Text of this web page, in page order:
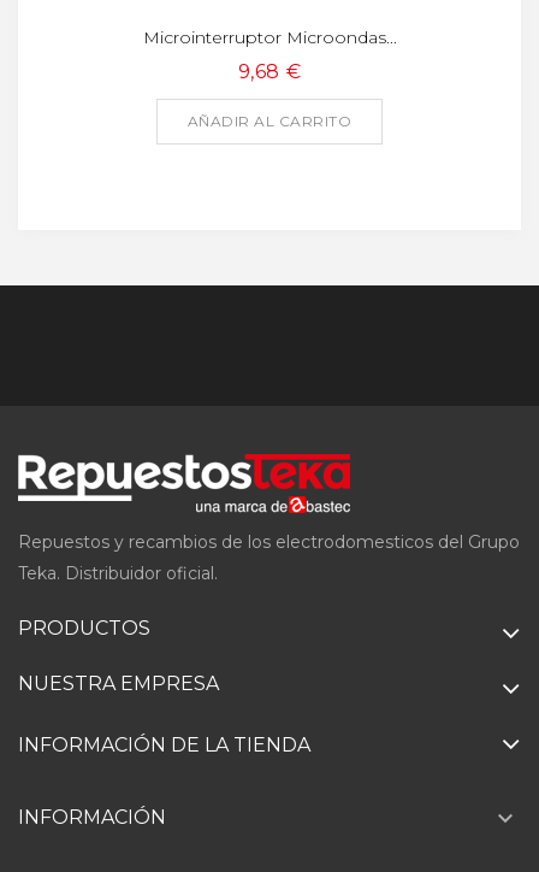
Microinterruptor Microondas...
9,68 €
AÑADIR AL CARRITO
Repuestos y recambios de los electrodomesticos del Grupo
Teka. Distribuidor oficial.
PRODUCTOS
NUESTRA EMPRESA
INFORMACIÓN DE LA TIENDA
INFORMACIÓN 